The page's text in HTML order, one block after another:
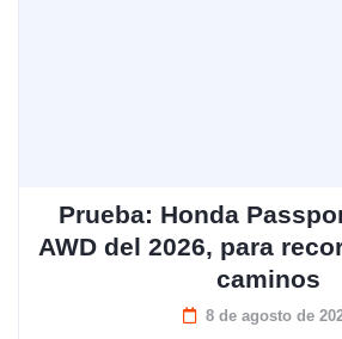
Prueba: Honda
AWD del 2026, para
caminos
8 de agosto de